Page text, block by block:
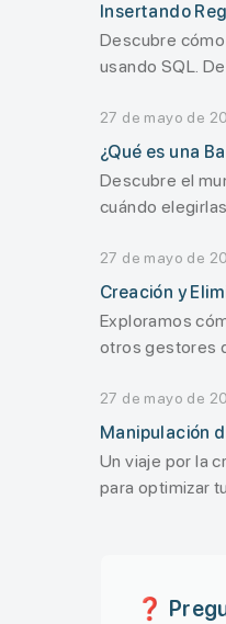
Insertando
Descubre
usando SQL.
27 de mayo de
¿Qué es una
Descubre el
cuándo
27 de mayo de
Creación y
Exploramos
otros gestores
27 de mayo de
Manipulación
Un viaje por la
para optimizar
❓